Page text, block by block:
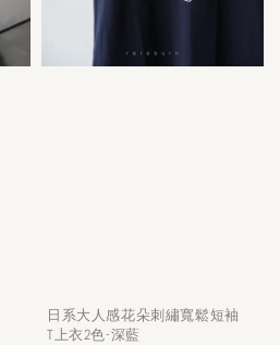
日系大人感花朵刺繡寬鬆短袖
T上衣2色-深藍